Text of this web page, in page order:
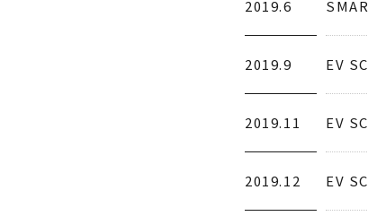
2019.6
2019.9 EV
2019.11 EV
2019.12 EV